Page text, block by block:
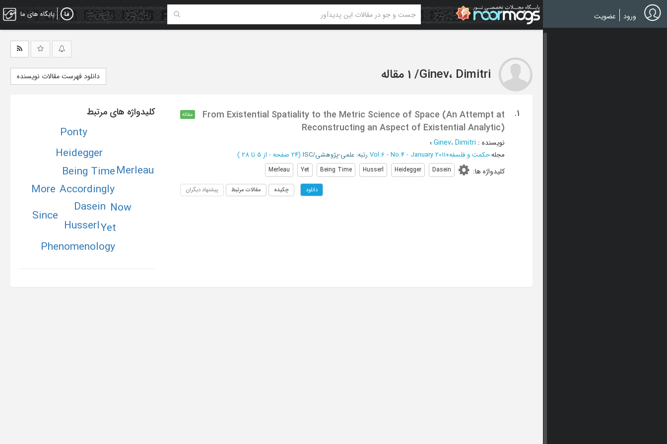
Skip
to
main
پایگاه های ما ورود عضویت
Ginev، Dimitri/ 1 مقاله دانلود فهرست مقالات نویسنده
1.
From Existential Spatiality to the Metric Science of Space (An Attempt at
Reconstructing an Aspect of Existential Analytic)
مقاله
نویسنده : Ginev، Dimitri؛
مجله:حکمت و فلسفه»
Vol.6 - No.4 - January 2011 رتبه: علمی-پژوهشی/ISC (‎24 صفحه - از 5 تا 28 )
کلیدواژه ها:
Dasein
Heidegger
Husserl
Being Time
Yet
Merleau
دانلود چکیده مقالات مرتبط پیشنهاد دیگران
کلیدواژه های مرتبط
Accordingly
Being Time
Dasein
Heidegger
Husserl
Merleau
More
Now
Phenomenology
Ponty
Since
Yet